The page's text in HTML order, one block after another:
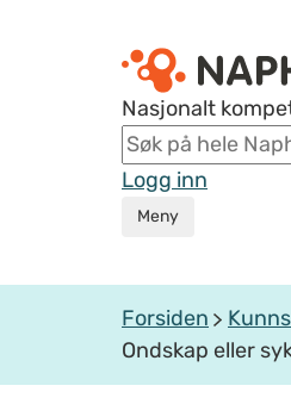
Nasjonalt
Logg inn
Meny
Forsiden
Ondskap eller